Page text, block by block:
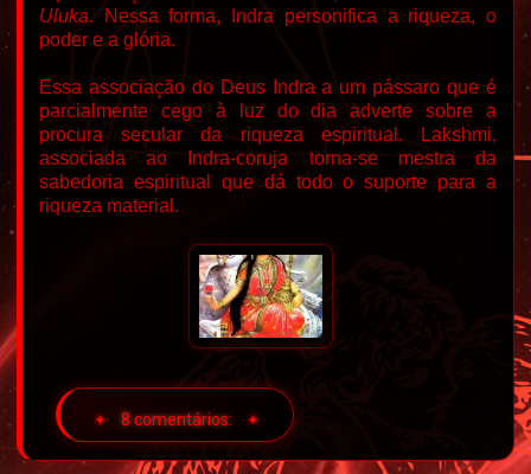
Uluka. Nessa forma, Indra personifica a riqueza, o
poder e a glória.
Essa associação do Deus Indra a um pássaro que é
parcialmente cego à luz do dia adverte sobre a
procura secular da riqueza espiritual. Lakshmi,
associada ao Indra-coruja torna-se mestra da
sabedoria espiritual que dá todo o suporte para a
riqueza material.
8 comentários: